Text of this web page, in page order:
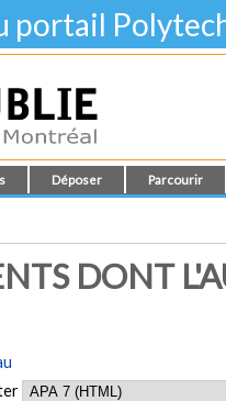
portail
Déposer Parcourir
DONT